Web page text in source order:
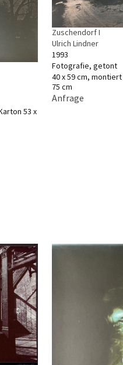
53 x
Zuschendorf I
Ulrich Lindner
1993
Fotografie, getont
40 x 59 cm,
75 cm
Anfrage